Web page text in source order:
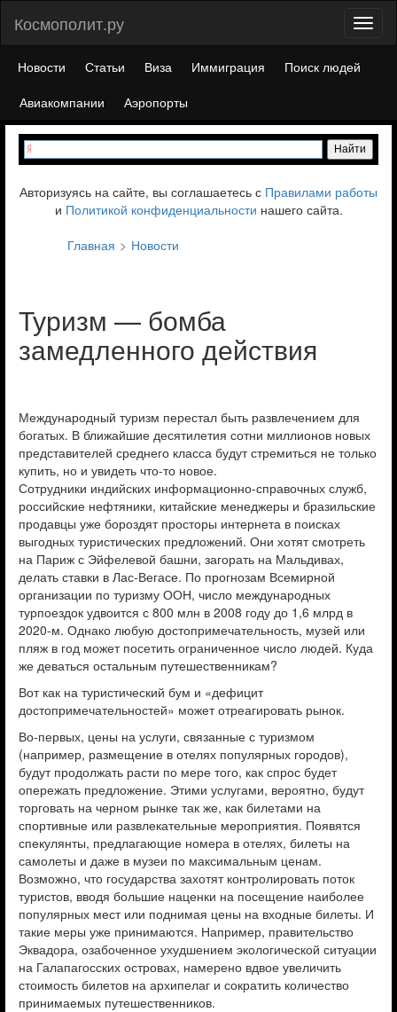
Космополит.ру
Новости Статьи Виза Иммиграция
Поиск людей
Авиакомпании
Аэропорты
Авторизуясь на сайте, вы соглашаетесь с Правилами работы
и Политикой конфиденциальности нашего сайта.
Главная
Новости
Туризм — бомба
замедленного действия
Международный туризм перестал быть развлечением для
богатых. В ближайшие десятилетия сотни миллионов новых
представителей среднего класса будут стремиться не только
купить, но и увидеть ­что-то новое.
Сотрудники индийских информационно-справочных служб,
российские нефтяники, китайские менеджеры и бразильские
продавцы уже бороздят просторы интернета в поисках
выгодных туристических предложений. Они хотят смотреть
на Париж с Эйфелевой башни, загорать на Мальдивах,
делать ставки в Лас-Вегасе. По прогнозам Всемирной
организации по туризму ООН, число международных
турпоездок удвоится с 800 млн в 2008 году до 1,6 млрд в
2020-м. Однако любую достопримечательность, музей или
пляж в год может посетить ограниченное число людей. Куда
же деваться остальным путешественникам?
Вот как на туристический бум и «дефицит
достопримечательностей» может отреагировать рынок. ­­
Во-первых, цены на услуги, связанные с туризмом
(например, размещение в отелях популярных городов),
будут продолжать расти по мере того, как спрос будет
опережать предложение. Этими услугами, вероятно, будут
торговать на черном рынке так же, как билетами на
спортивные или развлекательные мероприятия. Появятся
спекулянты, предлагающие номера в отелях, билеты на
самолеты и даже в музеи по максимальным ценам.
Возможно, что государст­ва ­захотят контролировать поток
туристов, вводя большие наценки на посещение наиболее
популярных мест или поднимая цены на входные билеты. И
такие меры уже принимаются. Например, правительство
Эквадора, озабоченное ухудшением экологической ситуации
на Галапагосских островах, намерено вдвое увеличить
стоимость билетов на архипелаг и сократить количество
принимаемых путешественников.